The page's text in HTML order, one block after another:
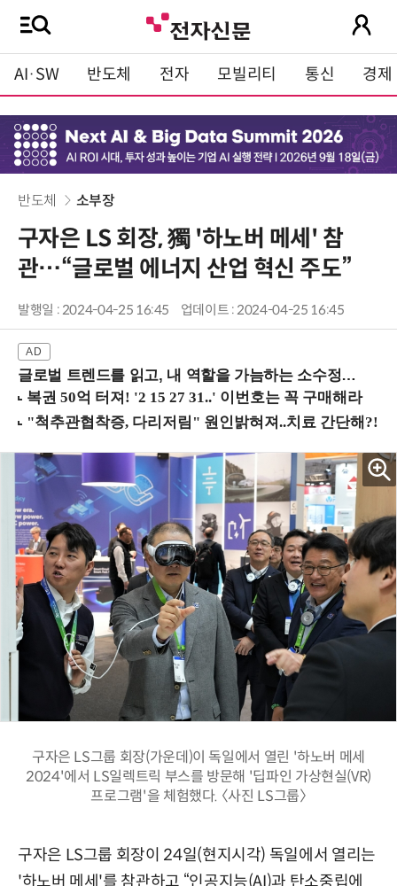
AI·SW 반도체 전자 모빌리티 통신 경제
반도체 소부장
구자은 LS 회장, 獨 '하노버 메세' 참
관…“글로벌 에너지 산업 혁신 주도”
발행일 : 2024-04-25 16:45 업데이트 : 2024-04-25 16:45
글로벌 트렌드를 읽고, 내 역할을 가늠하는 소수정예 실습 워크숍 (8/28 신논현역)
구자은 LS그룹 회장(가운데)이 독일에서 열린 '하노버 메세
2024'에서 LS일렉트릭 부스를 방문해 '딥파인 가상현실(VR)
프로그램'을 체험했다. 〈사진 LS그룹〉
구자은 LS그룹 회장이 24일(현지시각) 독일에서 열리는
'하노버 메세'를 참관하고 “인공지능(AI)과 탄소중립에